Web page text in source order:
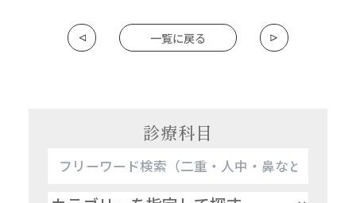
一覧に戻る
診療科目